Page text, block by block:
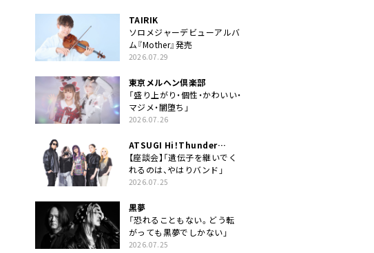
TAIRIK
ソロメジャーデビューアルバ
ム『Mother』発売
2026.07.29
東京メルヘン倶楽部
「盛り上がり・個性・かわいい・
マジメ・闇堕ち」
2026.07.26
ATSUGI Hi！Thunder
Rock Festival
【座談会】「遺伝子を継いでく
れるのは、やはりバンド」
2026.07.25
黒夢
「恐れることもない。どう転
がっても黒夢でしかない」
2026.07.25